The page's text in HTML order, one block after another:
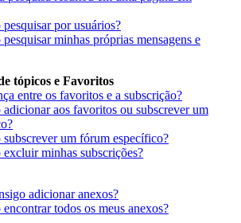
por usuários?
minhas próprias mensagens e
tópicos e Favoritos
entre os favoritos e a subscrição?
adicionar aos favoritos ou subscrever um
subscrever um fórum específico?
minhas subscrições?
adicionar anexos?
todos os meus anexos?